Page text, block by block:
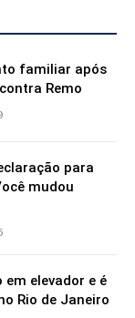
familiar após
Remo
para
mudou
elevador e é
Rio de Janeiro